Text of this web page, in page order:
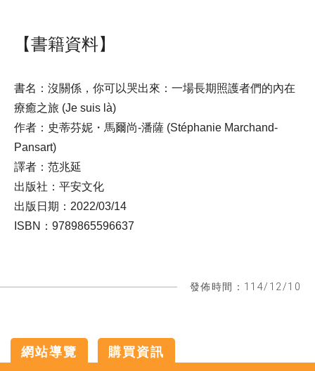
【書籍資料】
書名：沒關係，你可以哭出來：一場長期照護者們的內在
療癒之旅 (Je suis là)
作者：史蒂芬妮・馬爾尚-潘薩 (Stéphanie Marchand-
Pansart)
譯者：范兆延
出版社：平安文化
出版日期：2022/03/14
ISBN：9789865596637
發佈時間：114/12/10
網站導覽
購買資訊